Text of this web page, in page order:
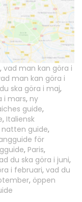
, vad man kan göra i
man kan göra i
ska göra i maj,
i mars, ny
guide,
, Italiensk
guide,
för
, Paris,
du ska göra i juni,
i februari, vad du
, öppen